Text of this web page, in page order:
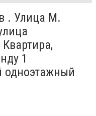
. Улица М.
1
одноэтажный